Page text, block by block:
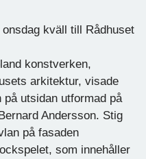
kväll till Rådhuset
konstverken,
arkitektur, visade
utsidan utformad på
Andersson. Stig
på fasaden
som innehåller